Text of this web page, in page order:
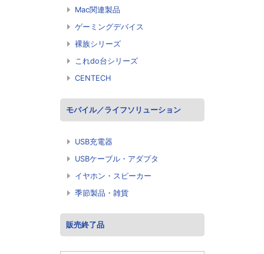
Mac関連製品
ゲーミングデバイス
裸族シリーズ
これdo台シリーズ
CENTECH
モバイル／ライフソリューション
USB充電器
USBケーブル・アダプタ
イヤホン・スピーカー
季節製品・雑貨
販売終了品